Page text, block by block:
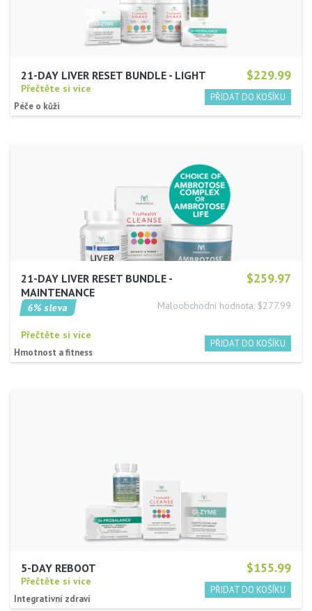
$229.99
21-DAY LIVER RESET BUNDLE - LIGHT
Přečtěte si více
Péče o kůži
$259.97
21-DAY LIVER RESET BUNDLE -
MAINTENANCE
Maloobchodní hodnota: $277.99
6% sleva
Přečtěte si více
Hmotnost a fitness
$155.99
5-DAY REBOOT
Přečtěte si více
Integrativní zdraví